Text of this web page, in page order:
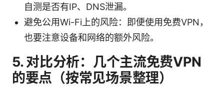
自测是否有IP、DNS泄漏。
避免公用Wi-Fi上的风险：即便使用免费VPN，
也要注意设备和网络的额外风险。
5. 对比分析：几个主流免费VPN
的要点（按常见场景整理）